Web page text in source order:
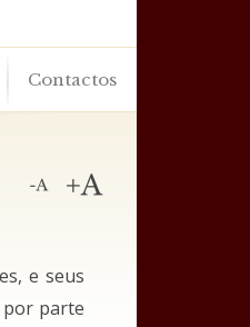
Contactos
e seus
por parte